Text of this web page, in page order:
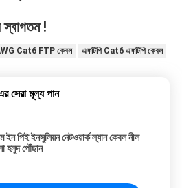
স্বাগতম !
Cat6 FTP কেবল এফটিপি Cat6 এফটিপি কেবল
সেরা মূল্য পান
ইন পিই ইনসুলিয়ন নেটওয়ার্ক ল্যান কেবল নীল
হলুদ পৌঁছান